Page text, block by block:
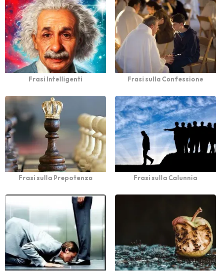
Frasi Intelligenti Frasi sulla Confessione
Frasi sulla Prepotenza Frasi sulla Calunnia